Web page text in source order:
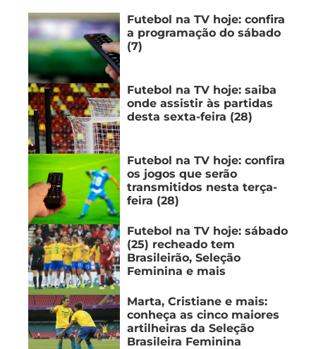
Futebol na TV hoje: confira
a programação do sábado
(7)
Futebol na TV hoje: saiba
onde assistir às partidas
desta sexta-feira (28)
Futebol na TV hoje: confira
os jogos que serão
transmitidos nesta terça-
feira (28)
Futebol na TV hoje: sábado
(25) recheado tem
Brasileirão, Seleção
Feminina e mais
Marta, Cristiane e mais:
conheça as cinco maiores
artilheiras da Seleção
Brasileira Feminina